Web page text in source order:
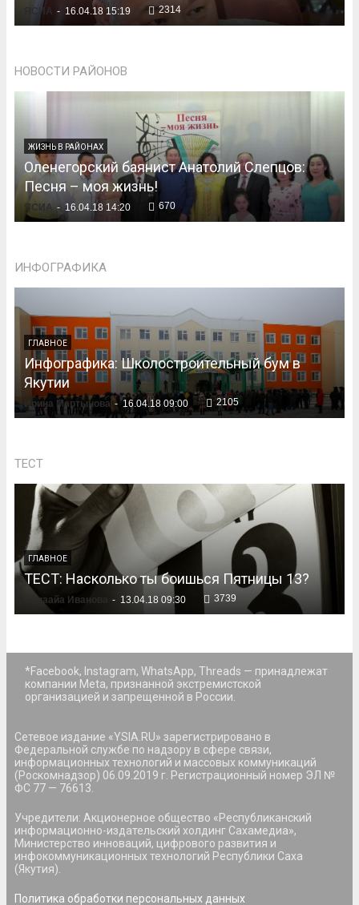
ЯСИА - 16.04.18 15:19 2314
НОВОСТИ РАЙОНОВ
ЖИЗНЬ В РАЙОНАХ
Оленегорский баянист Анатолий Слепцов:
Песня – моя жизнь!
ЯСИА - 16.04.18 14:20 670
ИНФОГРАФИКА
ГЛАВНОЕ
Инфографика: Школостроительный бум в
Якутии
Ирина Мартынова - 16.04.18 09:00 2105
ТЕСТ
ГЛАВНОЕ
ТЕСТ: Насколько ты боишься Пятницы 13?
Санаайа Иванова - 13.04.18 09:30 3739
*Facebook, Instagram, WhatsApp, Threads — принадлежат
компании Meta, признанной экстремистской
организацией и запрещенной в России.
Сетевое издание «YSIA.RU» зарегистрировано в
Федеральной службе по надзору в сфере связи,
информационных технологий и массовых коммуникаций
(Роскомнадзор) 06.09.2019 г. Регистрационный номер ЭЛ №
ФС 77 — 76613.
Учредители: Акционерное общество «Республиканский
информационно-издательский холдинг Сахамедиа»,
Министерство инноваций, цифрового развития и
инфокоммуникационных технологий Республики Саха
(Якутия).
Политика обработки персональных данных